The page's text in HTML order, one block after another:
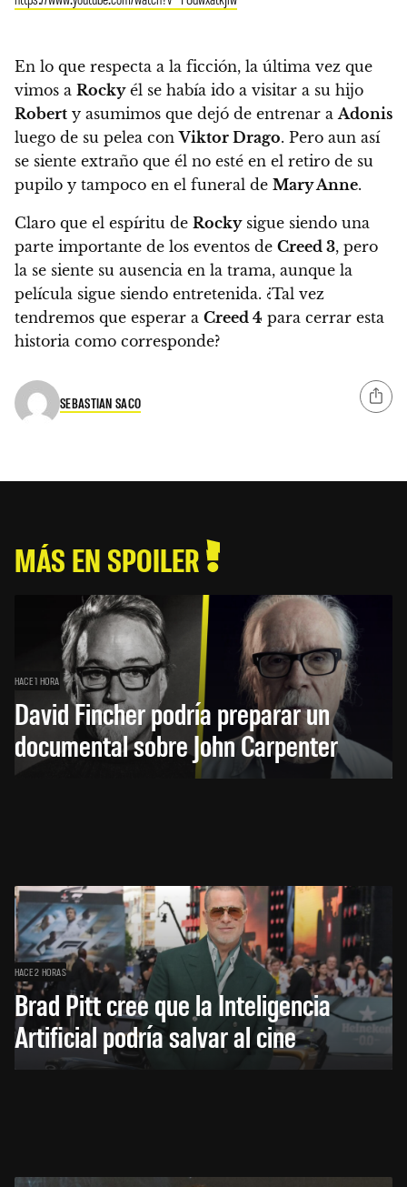
En lo que respecta a la ficción, la última vez que
vimos a Rockyél se había ido a visitar a su hijo
Robert y asumimos que dejó de entrenar a Adonis
luego de su pelea conViktor Drago. Pero aun así
se siente extraño que él no esté en el retiro de su
pupilo y tampoco en el funeral de Mary Anne.
Claro que el espíritu de Rockysigue siendo una
parte importante de los eventos de Creed 3, pero
la se siente su ausencia en la trama, aunque la
película sigue siendo entretenida. ¿Tal vez
tendremos que esperar a Creed 4 para cerrar esta
historia como corresponde?
SEBASTIAN SACO
MÁS EN SPOILER
HACE 1 HORA
David Fincher podría preparar un
documental sobre John Carpenter
HACE 2 HORAS
Brad Pitt cree que la Inteligencia
Artificial podría salvar al cine